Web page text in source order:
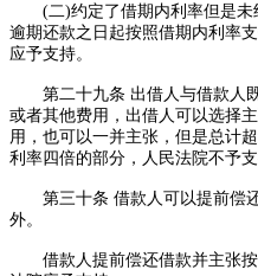
(二)约定了借期内利率但是未
逾期还款之日起按照借期内利率
应予支持。
第二十九条 出借人与借款人既
或者其他费用，出借人可以选择
用，也可以一并主张，但是总计
利率四倍的部分，人民法院不予支
第三十条 借款人可以提前偿还
外。
借款人提前偿还借款并主张按